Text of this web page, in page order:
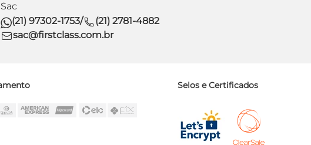
Sac
(21) 97302-1753/
(21) 2781-4882
sac@firstclass.com.br
Selos e Certificados